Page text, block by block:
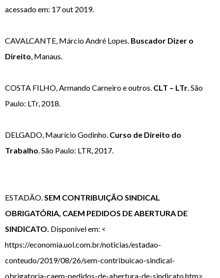
acessado em: 17 out 2019.
CAVALCANTE, Márcio André Lopes. Buscador Dizer o
Direito, Manaus.
COSTA FILHO, Armando Carneiro e outros. CLT – LTr. São
Paulo: LTr, 2018.
DELGADO, Maurício Godinho. Curso de Direito do
Trabalho. São Paulo: LTR, 2017.
ESTADÃO.SEM CONTRIBUIÇÃO SINDICAL
OBRIGATÓRIA, CAEM PEDIDOS DE ABERTURA DE
SINDICATO. Disponível em: <
https://economia.uol.com.br/noticias/estadao-
conteudo/2019/08/26/sem-contribuicao-sindical-
obrigatoria-caem-pedidos-de-abertura-de-sindicato.htm>.